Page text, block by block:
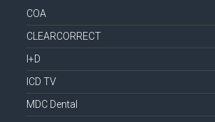
COA
CLEARCORRECT
I+D
ICD TV
MDC Dental